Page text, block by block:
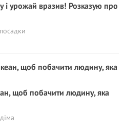
урожай вразив! Розказую про
щоб побачити людину, яка